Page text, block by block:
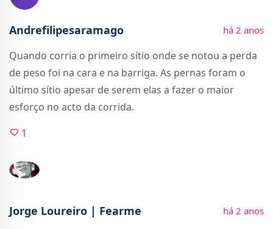
Andrefilipesaramago há 2 anos
Quando corria o primeiro sítio onde se notou a perda
de peso foi na cara e na barriga. As pernas foram o
último sítio apesar de serem elas a fazer o maior
esforço no acto da corrida.
1
Jorge Loureiro | Fearme há 2 anos